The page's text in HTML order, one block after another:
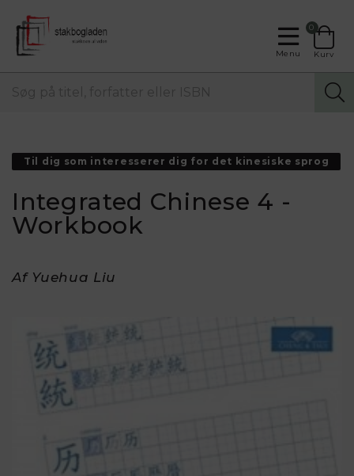
Menu
0
Kurv
Til dig som interesserer dig for det kinesiske sprog
Integrated Chinese 4 -
Workbook
Af Yuehua Liu